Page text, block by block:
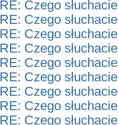
RE: Czego
RE: Czego
RE: Czego
RE: Czego
RE: Czego
RE: Czego
RE: Czego
RE: Czego
RE: Czego